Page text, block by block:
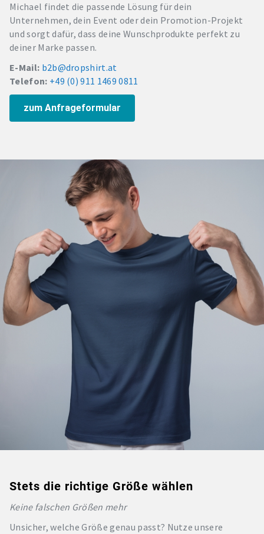
Michael findet die passende Lösung für dein
Unternehmen, dein Event oder dein Promotion-Projekt
und sorgt dafür, dass deine Wunschprodukte perfekt zu
deiner Marke passen.
E-Mail: b2b@dropshirt.at
Telefon: +49 (0) 911 1469 0811
zum Anfrageformular
Stets die richtige Größe wählen
Keine falschen Größen mehr
Unsicher, welche Größe genau passt? Nutze unsere